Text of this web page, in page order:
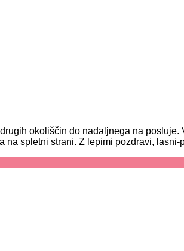
okoliščin do nadaljnega na
na spletni strani. Z lepimi pozdravi, lasni-